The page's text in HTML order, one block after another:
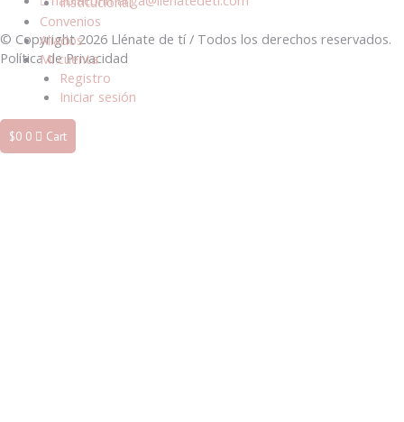
Convenios
Aliados
Mi cuenta
Registro
Iniciar sesión
$0 0 Cart
© Copyright 2026 Llénate de tí / Todos los derechos reservados.
Política de Privacidad